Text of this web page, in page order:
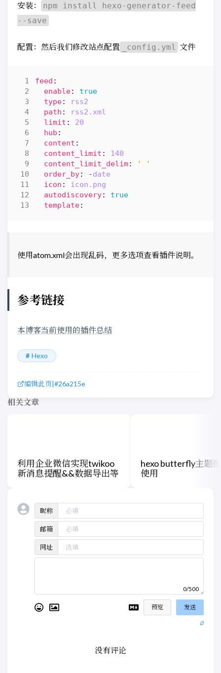
安装：
npm install hexo-generator-feed
--save
配置：然后我们修改站点配置 _config.yml 文件
feed :
enable:
true
type:
rss2
path :
rss2.xml
limit :
20
hub :
content :
content_limit :
140
content_limit_delim:
' '
order_by: -date
icon :
icon.png
autodiscovery:
true
template:
使用atom.xml会出现乱码，更多选项查看插件说明。
参考链接
本博客当前使用的插件总结
Hexo
编辑此页|#26a215e
相关文章
利用企业微信实现twikoo
新消息提醒&&数据导出等
hexo butterfly主题
使用
昵称
邮箱
网址
0/500
预览 发送
没有评论